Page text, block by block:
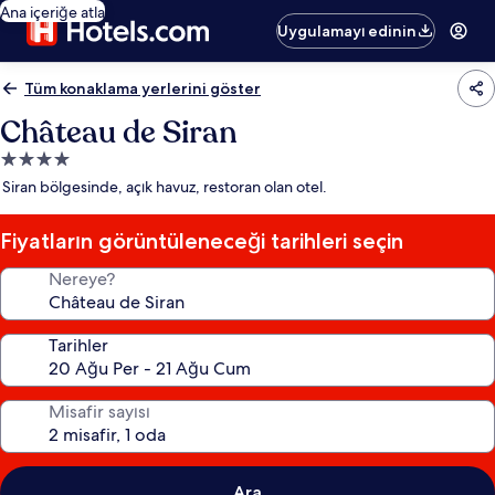
Ana içeriğe atla
Uygulamayı edinin
Tüm konaklama yerlerini göster
Château de Siran
4.0
yıldızlı
yeri
Siran bölgesinde, açık havuz, restoran olan otel.
Fiyatların görüntüleneceği tarihleri seçin
Nereye?
Tarihler
Misafir sayısı